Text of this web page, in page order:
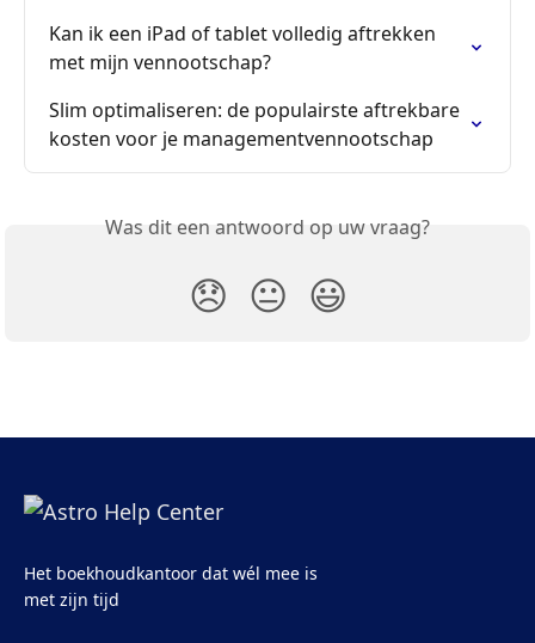
Kan ik een iPad of tablet volledig aftrekken
met mijn vennootschap?
Slim optimaliseren: de populairste aftrekbare
kosten voor je managementvennootschap
Was dit een antwoord op uw vraag?
😞 😐 😃
Het boekhoudkantoor dat wél mee is
met zijn tijd